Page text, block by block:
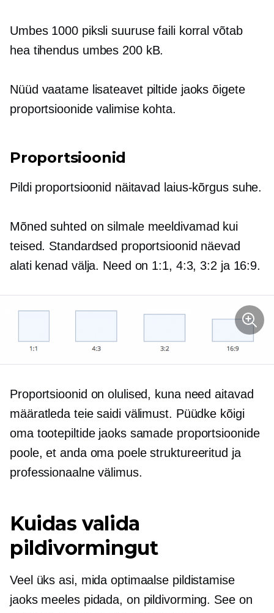
Umbes 1000 piksli suuruse faili korral võtab
hea tihendus umbes 200 kB.
Nüüd vaatame lisateavet piltide jaoks õigete
proportsioonide valimise kohta.
Proportsioonid
Pildi proportsioonid näitavad laius-kõrgussuhe.
Mõned suhted on silmale meeldivamad kui
teised. Standardsed proportsioonid näevad
alati kenad välja. Need on 1:1, 4:3, 3:2 ja 16:9.
Proportsioonid on olulised, kuna need aitavad
määratleda teie saidi välimust. Püüdke kõigi
oma tootepiltide jaoks samade proportsioonide
poole, et anda oma poele struktureeritud ja
professionaalne välimus.
Kuidas valida
pildivormingut
Veel üks asi, mida optimaalse pildistamise
jaoks meeles pidada, on pildivorming. See on